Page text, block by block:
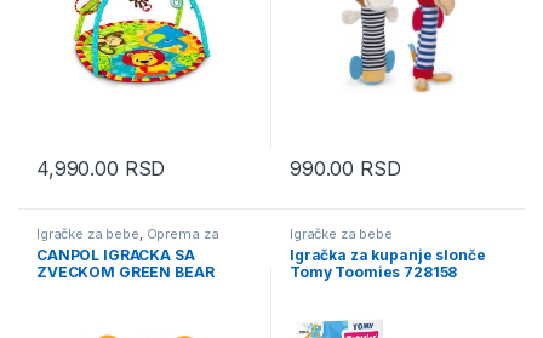
4,990.00 RSD 990.00 RSD
Igračke za bebe Oprema za
bebe i decu, Oprema za bebe i
decu - mesečna akcija
CANPOL IGRACKA SA
ZVECKOM GREEN BEAR
Igračke za bebe
Igračka za kupanje slonče
Tomy Toomies 728158